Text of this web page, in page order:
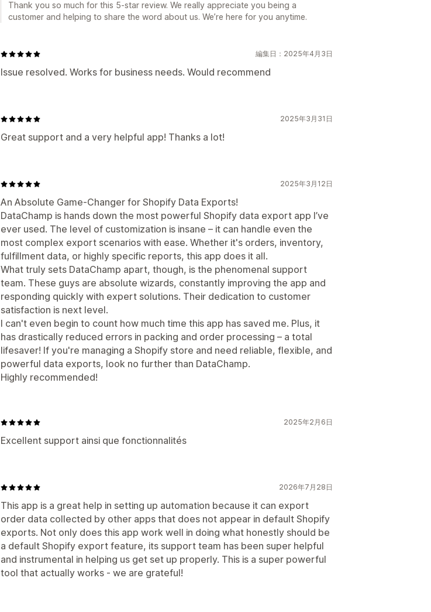
Thank you so much for this 5-star review. We really appreciate you being a
customer and helping to share the word about us. We’re here for you anytime.
編集日：2025年4月3日
Issue resolved. Works for business needs. Would recommend
2025年3月31日
Great support and a very helpful app! Thanks a lot!
2025年3月12日
An Absolute Game-Changer for Shopify Data Exports!
DataChamp is hands down the most powerful Shopify data export app I’ve
ever used. The level of customization is insane – it can handle even the
most complex export scenarios with ease. Whether it's orders, inventory,
fulfillment data, or highly specific reports, this app does it all.
What truly sets DataChamp apart, though, is the phenomenal support
team. These guys are absolute wizards, constantly improving the app and
responding quickly with expert solutions. Their dedication to customer
satisfaction is next level.
I can't even begin to count how much time this app has saved me. Plus, it
has drastically reduced errors in packing and order processing – a total
lifesaver! If you're managing a Shopify store and need reliable, flexible, and
powerful data exports, look no further than DataChamp.
Highly recommended!
2025年2月6日
Excellent support ainsi que fonctionnalités
2026年7月28日
This app is a great help in setting up automation because it can export
order data collected by other apps that does not appear in default Shopify
exports. Not only does this app work well in doing what honestly should be
a default Shopify export feature, its support team has been super helpful
and instrumental in helping us get set up properly. This is a super powerful
tool that actually works - we are grateful!